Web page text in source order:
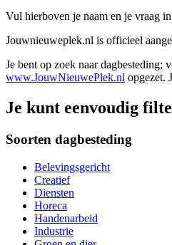
Vul hierboven je naam en je vraag
Jouwnieuweplek.nl is officieel
Je bent op zoek naar
www.JouwNieuwePlek.nl opgezet.
Je kunt eenvoudig
Soorten dagbesteding
Belevingsgericht
Creatief
Diensten
Horeca
Handenarbeid
Industrie